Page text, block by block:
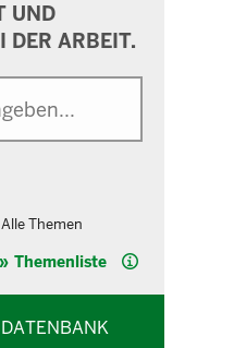
UND
DER ARBEIT.
Alle Themen
Themenliste Hilfe